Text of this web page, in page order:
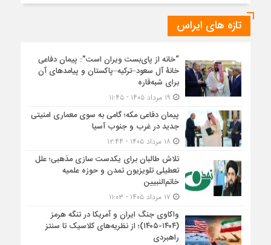
تازه های ایراس
“خانه از پای‌بست ویران است”: پیمان دفاعی
خانۀ آل سعود–ترکیه–پاکستان و پیامدهای آن
برای شبه‌قاره
پیمان دفاعی مکه؛ گامی به سوی معماری امنیتی
جدید در غرب و جنوب آسیا
تلاش طالبان برای یکدست سازی مذهبی؛ علل
تعطیلی تلویزیون تمدن و حوزه علمیه
خاتم‌النبیین
واکاوی جنگ ایران و آمریکا در تنگه هرمز
(۱۴۰۴-۱۴۰۵)؛ از نظریه‌های کلاسیک تا سنتز
راهبردی